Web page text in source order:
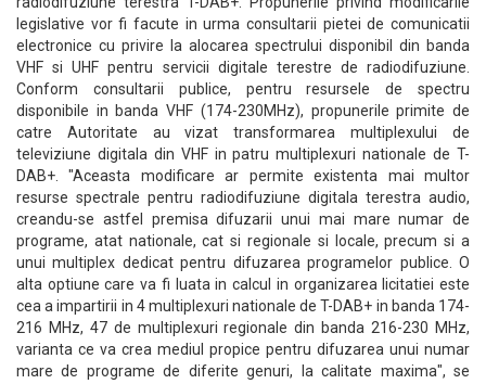
legislative vor fi facute in urma consultarii pietei de comunicatii
electronice cu privire la alocarea spectrului disponibil din banda
VHF si UHF pentru servicii digitale terestre de radiodifuziune.
Conform consultarii publice, pentru resursele de spectru
disponibile in banda VHF (174-230MHz), propunerile primite de
catre Autoritate au vizat transformarea multiplexului de
televiziune digitala din VHF in patru multiplexuri nationale de T-
DAB+. "Aceasta modificare ar permite existenta mai multor
resurse spectrale pentru radiodifuziune digitala terestra audio,
creandu-se astfel premisa difuzarii unui mai mare numar de
programe, atat nationale, cat si regionale si locale, precum si a
unui multiplex dedicat pentru difuzarea programelor publice. O
alta optiune care va fi luata in calcul in organizarea licitatiei este
cea a impartirii in 4 multiplexuri nationale de T-DAB+ in banda 174-
216 MHz, 47 de multiplexuri regionale din banda 216-230 MHz,
varianta ce va crea mediul propice pentru difuzarea unui numar
mare de programe de diferite genuri, la calitate maxima", se